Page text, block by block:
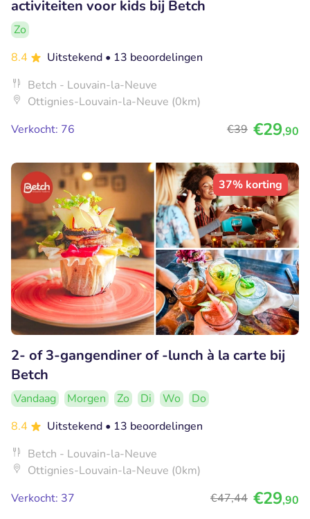
activiteiten voor kids bij Betch
Zo
8.4
Uitstekend • 13 beoordelingen
Betch - Louvain-la-Neuve
Ottignies-Louvain-la-Neuve (0km)
Verkocht: 76
€39 €29,90
37% korting
2- of 3-gangendiner of -lunch à la carte bij
Betch
Vandaag Morgen Zo Di Wo
Do
8.4
Uitstekend • 13 beoordelingen
Betch - Louvain-la-Neuve
Ottignies-Louvain-la-Neuve (0km)
Verkocht: 37
€47,44 €29,90